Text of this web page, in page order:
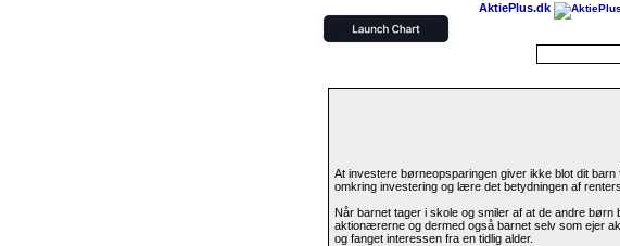
AktiePlus.dk
At investere børneopsparingen giver ikke blot dit
omkring investering og lære det betydningen af
Når barnet tager i skole og smiler af at de andre
aktionærerne og dermed også barnet selv som ejer
og fanget interessen fra en tidlig alder.